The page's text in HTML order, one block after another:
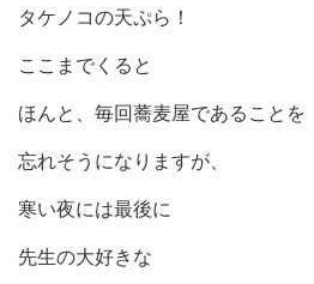
タケノコの天ぷら！
ここまでくると
ほんと、毎回蕎麦屋であることを
忘れそうになりますが、
寒い夜には最後に
先生の大好きな